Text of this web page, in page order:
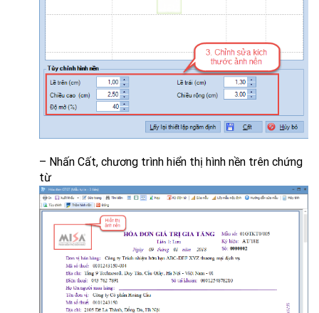
– Nhấn Cất, chương trình hiển thị hình nền trên chứng
từ